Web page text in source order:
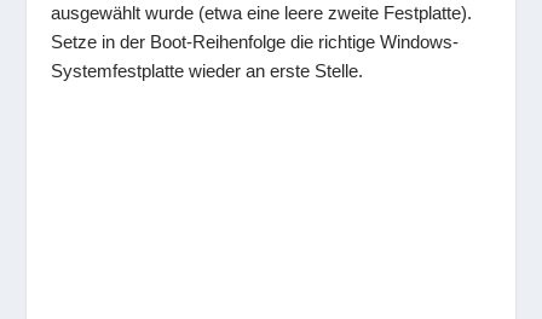
ausgewählt wurde (etwa eine leere zweite Festplatte).
Setze in der Boot-Reihenfolge die richtige Windows-
Systemfestplatte wieder an erste Stelle.